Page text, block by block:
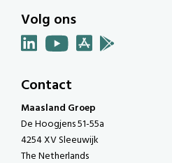
Volg ons
Contact
Maasland Groep
De Hoogjens 51-55a
4254 XV Sleeuwijk
The Netherlands